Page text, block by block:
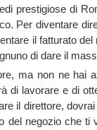
prestigiose di
Per diventare
il fatturato del
di dare il
ma non ne hai
di lavorare e di
il direttore,
del negozio che ti